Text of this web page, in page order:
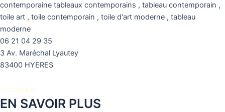
06 21 04 29 35
3 Av. Maréchal Lyautey
83400 HYERES
Instagram
EN SAVOIR PLUS